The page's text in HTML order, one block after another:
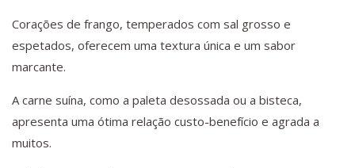
Corações de frango, temperados com sal grosso e
espetados, oferecem uma textura única e um sabor
marcante.
A carne suína, como a paleta desossada ou a bisteca,
apresenta uma ótima relação custo-benefício e agrada a
muitos.